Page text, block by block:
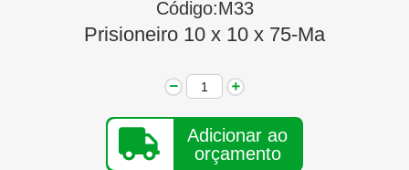
Código:M33
Prisioneiro 10 x 10 x 75-Ma
Adicionar ao
orçamento